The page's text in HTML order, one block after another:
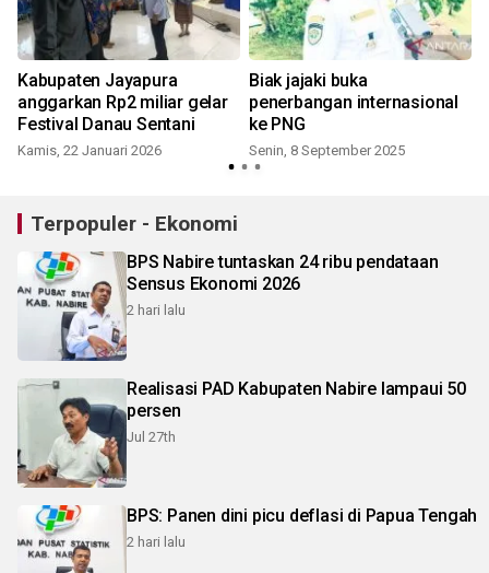
Kabupaten Jayapura
anggarkan Rp2 miliar gelar
Festival Danau Sentani
Kamis, 22 Januari 2026
Biak jajaki buka
penerbangan internasional
ke PNG
Senin, 8 September 2025
Terpopuler - Ekonomi
BPS Nabire tuntaskan 24 ribu pendataan
Sensus Ekonomi 2026
2 hari lalu
Realisasi PAD Kabupaten Nabire lampaui 50
persen
Jul 27th
BPS: Panen dini picu deflasi di Papua Tengah
2 hari lalu